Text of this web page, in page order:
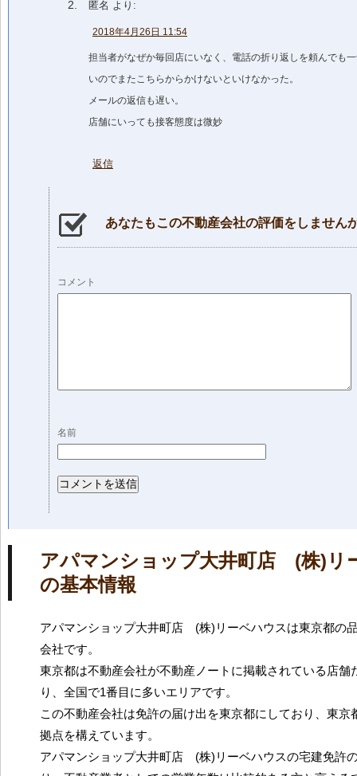
匿名 より:
2018年4月26日 11:54
担当者がなぜか毎回店にいなく、電話の折り返しを頼んでも
いのでまたこちらからかけないといけなかった。
メールの返信も遅い。
店舗にいっても接客態度は微妙
返信
あなたもこの不動産会社の評価をしません
コメント
名前
アパマンショップ大井町店 (株)リ
の基本情報
アパマンショップ大井町店 (株)リーベハウスは東京都の
会社です。
東京都は不動産会社が不動産ノートに掲載されている店舗
り、全国で1番目に多いエリアです。
この不動産会社は免許の届け出を東京都にしており、東京
拠点を構えています。
アパマンショップ大井町店 (株)リーベハウスの宅建免許